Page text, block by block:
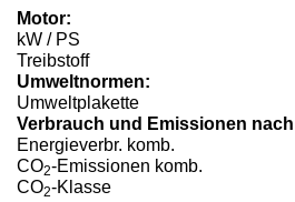
Motor:
kW / PS
Treibstoff
Umweltnormen:
Umweltplakette
Verbrauch und Emissionen nach
Energieverbr. komb.
CO2-Emissionen komb.
CO2-Klasse